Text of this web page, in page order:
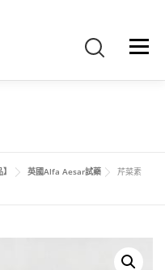
選單
、購物車/會員
英國Alfa Aesar試藥
芹菜素